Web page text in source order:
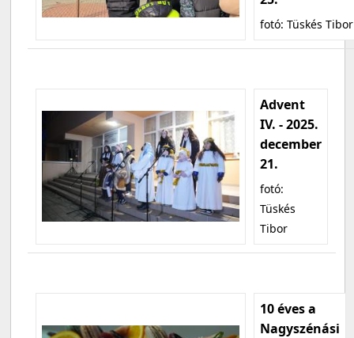
fotó: Tüskés Tibor
Advent
IV. - 2025.
december
21.
fotó:
Tüskés
Tibor
10 éves a
Nagyszénási